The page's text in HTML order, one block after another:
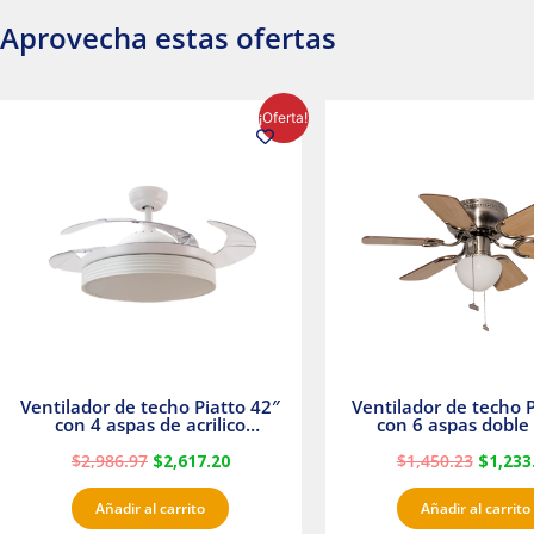
Aprovecha estas ofertas
¡Oferta!
Ventilador de techo Piatto 42″
con 4 aspas de acrilico
$2,986.97
$2,986.97.
$2,617.20
precio
actual
Añadir al carrito
Ventilador de techo
con 6 aspas
$1,450.23 $
Añadir al carrito